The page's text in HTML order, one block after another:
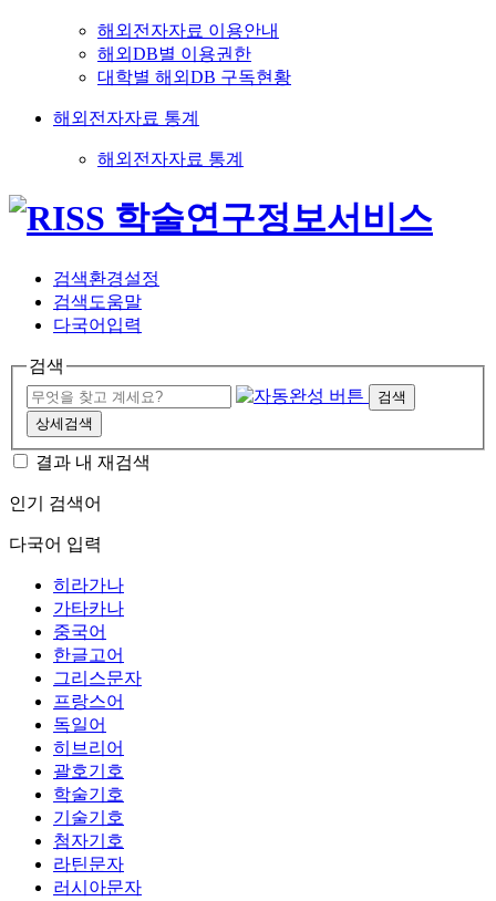
해외전자자료 이용안내
해외DB별 이용권한
대학별 해외DB 구독현황
해외전자자료 통계
해외전자자료 통계
검색환경설정
검색도움말
다국어입력
검색
검색
상세검색
결과 내 재검색
인기 검색어
다국어 입력
히라가나
가타카나
중국어
한글고어
그리스문자
프랑스어
독일어
히브리어
괄호기호
학술기호
기술기호
첨자기호
라틴문자
러시아문자